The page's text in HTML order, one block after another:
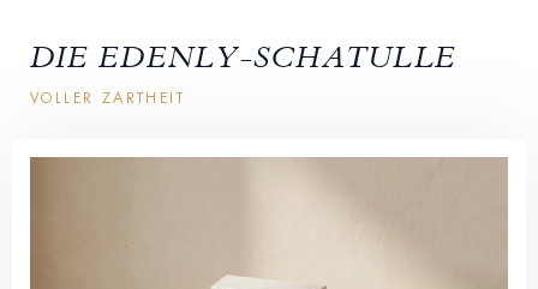
DIE EDENLY-SCHATULLE
VOLLER ZARTHEIT